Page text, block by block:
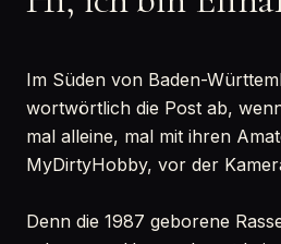
Im Süden von Baden-
wortwörtlich die Post ab,
mal alleine, mal mit ihren
MyDirtyHobby, vor der
Denn die 1987 geborene